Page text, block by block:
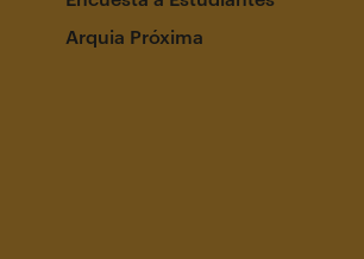
Arquia Próxima